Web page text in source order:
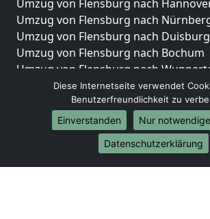
Umzug von Flensburg nach
Umzug von Flensburg nach
Umzug von Flensburg nach Duisburg
Umzug von Flensburg nach Bochum
Umzug von Flensburg nach
Umzug von Flensburg nach Bielefeld
Umzug von Flensburg nach Bonn
Umzug von Flensburg nach Münster
Internationale-Umzüge
Umzug von Flensburg nach Brasilien
Diese Internetseite verwendet
Benutzerfreundlichkeit zu
Einverstanden
Nur
Datenschutzerklärung